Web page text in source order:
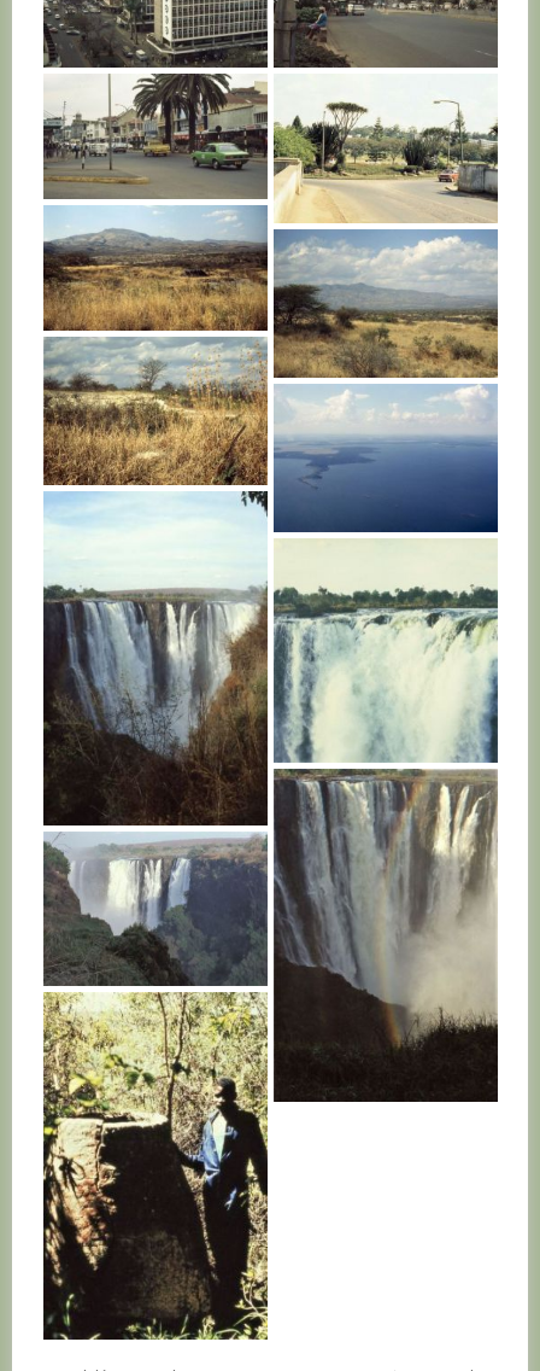
KENYA
KENYA
KENYA
KENYA
KENYA
ZAMBIE
ZAMBIE
ZAMBIE